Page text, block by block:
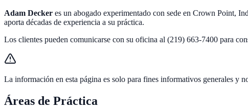
Adam Decker es un abogado experimentado con sede en Crown Point,
aporta décadas de experiencia a su práctica.
Los clientes pueden comunicarse con su oficina al (219) 663-7400 para
La información en esta página es solo para fines informativos generales y
Áreas de Práctica